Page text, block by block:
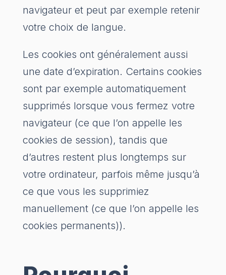
navigateur et peut par exemple retenir
votre choix de langue.
Les cookies ont généralement aussi
une date d’expiration. Certains cookies
sont par exemple automatiquement
supprimés lorsque vous fermez votre
navigateur (ce que l’on appelle les
cookies de session), tandis que
d’autres restent plus longtemps sur
votre ordinateur, parfois même jusqu’à
ce que vous les supprimiez
manuellement (ce que l’on appelle les
cookies permanents)).